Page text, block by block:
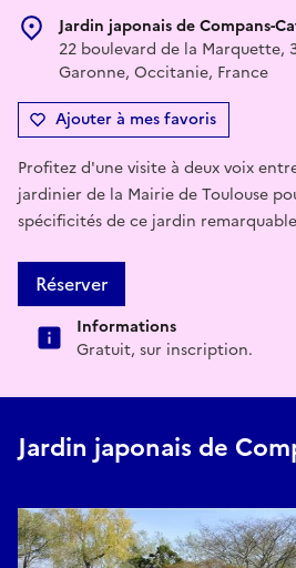
Jardin japonais de Compans-
22 boulevard de la Marquette,
Garonne, Occitanie, France
Ajouter à mes favoris
Profitez d'une visite à deux voix
jardinier de la Mairie de Toulouse
spécificités de ce jardin
Réserver
Informations
Gratuit, sur inscription.
Jardin japonais de